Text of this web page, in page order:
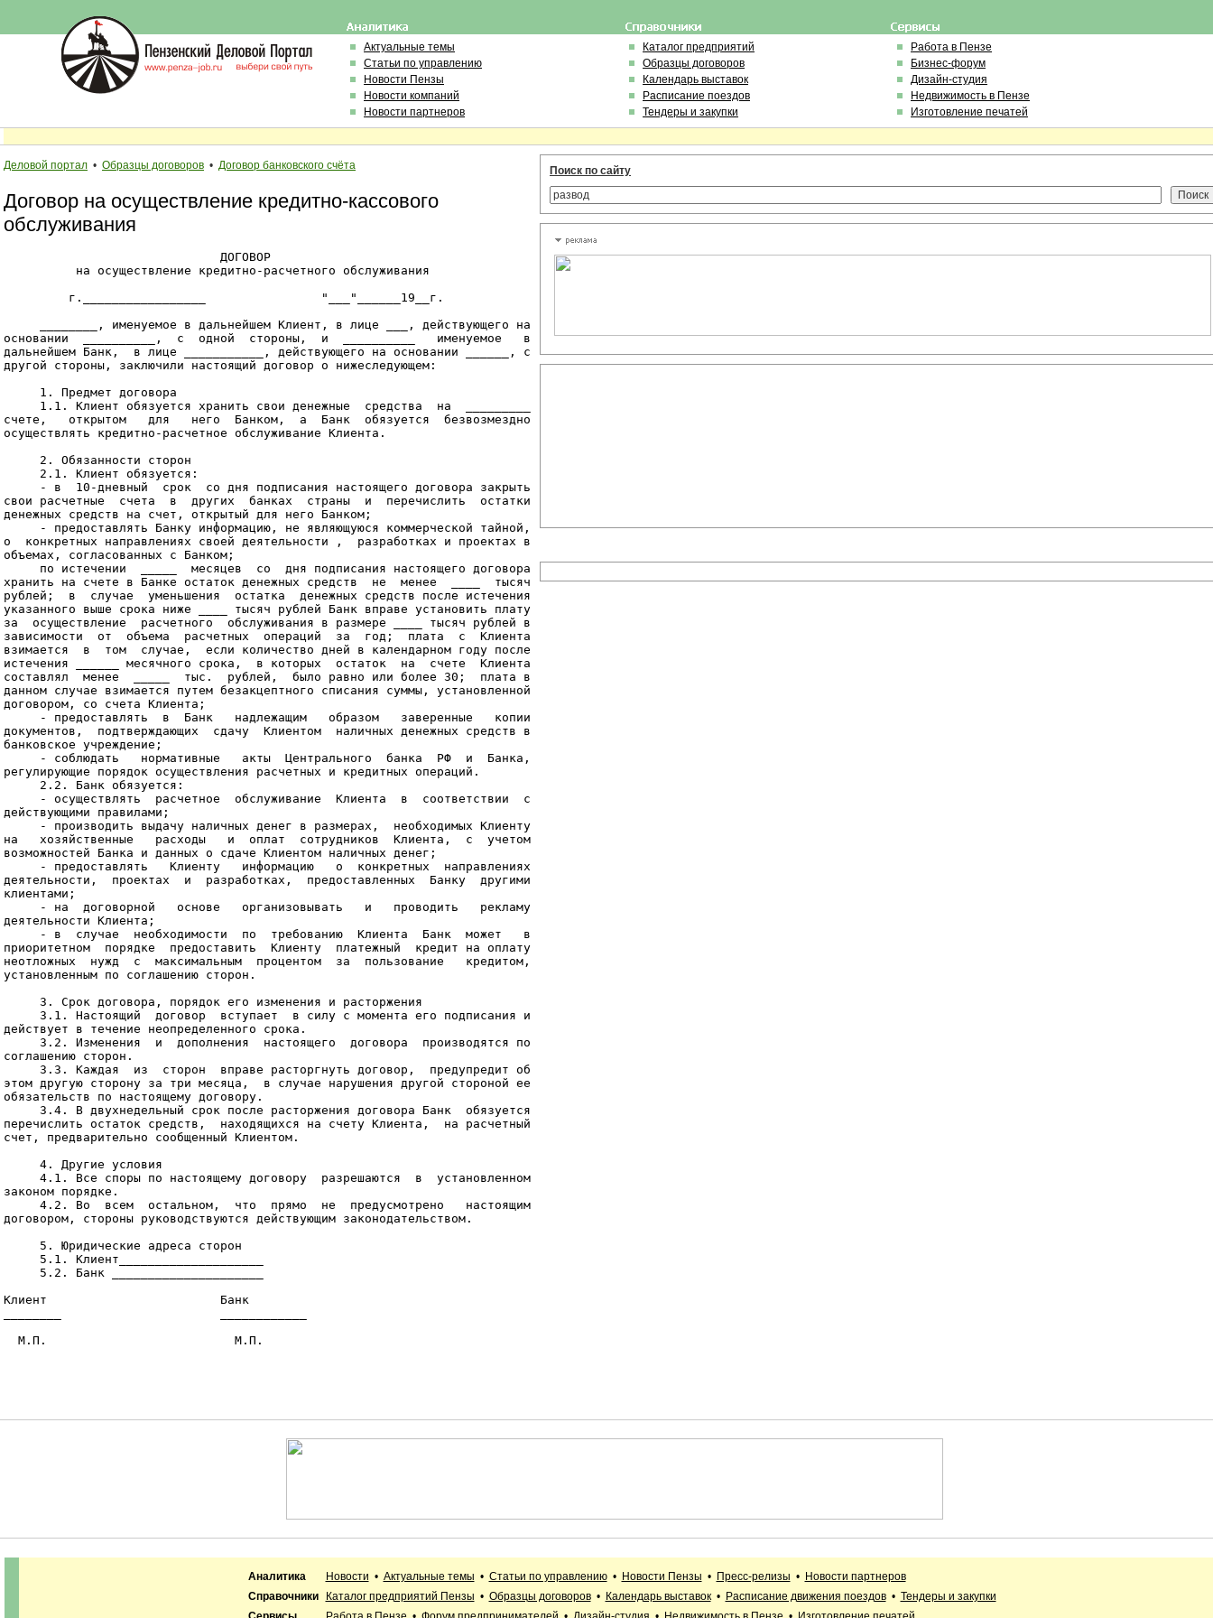
Актуальные темы
Статьи по управлению
Новости Пензы
Новости компаний
Новости партнеров
Каталог предприятий
Образцы договоров
Календарь выставок
Расписание поездов
Тендеры и закупки
Работа в Пензе
Бизнес-форум
Дизайн-студия
Недвижимость в Пензе
Изготовление печатей
Деловой портал • Образцы договоров • Договор банковского счёта
Договор на осуществление кредитно-кассового
обслуживания
                              ДОГОВОР
          на осуществление кредитно-расчетного обслуживания
         г._________________                "___"______19__г.
     ________, именуемое в дальнейшем Клиент, в лице ___, действующего на
основании  __________,  с  одной  стороны,  и  __________   именуемое   в
дальнейшем Банк,  в лице ___________, действующего на основании ______, с
другой стороны, заключили настоящий договор о нижеследующем:
     1. Предмет договора
     1.1. Клиент обязуется хранить свои денежные  средства  на  _________
счете,   открытом   для   него  Банком,  а  Банк  обязуется  безвозмездно
осуществлять кредитно-расчетное обслуживание Клиента.
     2. Обязанности сторон
     2.1. Клиент обязуется:
     - в  10-дневный  срок  со дня подписания настоящего договора закрыть
свои расчетные  счета  в  других  банках  страны  и  перечислить  остатки
денежных средств на счет, открытый для него Банком;
     - предоставлять Банку информацию, не являющуюся коммерческой тайной,
о  конкретных направлениях своей деятельности ,  разработках и проектах в
объемах, согласованных с Банком;
     по истечении  _____  месяцев  со  дня подписания настоящего договора
хранить на счете в Банке остаток денежных средств  не  менее  ____  тысяч
рублей;  в  случае  уменьшения  остатка  денежных средств после истечения
указанного выше срока ниже ____ тысяч рублей Банк вправе установить плату
за  осуществление  расчетного  обслуживания в размере ____ тысяч рублей в
зависимости  от  объема  расчетных  операций  за  год;  плата  с  Клиента
взимается  в  том  случае,  если количество дней в календарном году после
истечения ______ месячного срока,  в которых  остаток  на  счете  Клиента
составлял  менее  _____  тыс.  рублей,  было равно или более 30;  плата в
данном случае взимается путем безакцептного списания суммы, установленной
договором, со счета Клиента;
     - предоставлять  в  Банк   надлежащим   образом   заверенные   копии
документов,  подтверждающих  сдачу  Клиентом  наличных денежных средств в
банковское учреждение;
     - соблюдать   нормативные   акты  Центрального  банка  РФ  и  Банка,
регулирующие порядок осуществления расчетных и кредитных операций.
     2.2. Банк обязуется:
     - осуществлять  расчетное  обслуживание  Клиента  в  соответствии  с
действующими правилами;
     - производить выдачу наличных денег в размерах,  необходимых Клиенту
на   хозяйственные   расходы   и  оплат  сотрудников  Клиента,  с  учетом
возможностей Банка и данных о сдаче Клиентом наличных денег;
     - предоставлять   Клиенту   информацию   о  конкретных  направлениях
деятельности,  проектах  и  разработках,  предоставленных  Банку  другими
клиентами;
     - на  договорной   основе   организовывать   и   проводить   рекламу
деятельности Клиента;
     - в  случае  необходимости  по  требованию  Клиента  Банк  может   в
приоритетном  порядке  предоставить  Клиенту  платежный  кредит на оплату
неотложных  нужд  с  максимальным  процентом  за  пользование   кредитом,
установленным по соглашению сторон.
     3. Срок договора, порядок его изменения и расторжения
     3.1. Настоящий  договор  вступает  в силу с момента его подписания и
действует в течение неопределенного срока.
     3.2. Изменения  и  дополнения  настоящего  договора  производятся по
соглашению сторон.
     3.3. Каждая  из  сторон  вправе расторгнуть договор,  предупредит об
этом другую сторону за три месяца,  в случае нарушения другой стороной ее
обязательств по настоящему договору.
     3.4. В двухнедельный срок после расторжения договора Банк  обязуется
перечислить остаток средств,  находящихся на счету Клиента,  на расчетный
счет, предварительно сообщенный Клиентом.
     4. Другие условия
     4.1. Все споры по настоящему договору  разрешаются  в  установленном
законом порядке.
     4.2. Во  всем  остальном,  что  прямо  не  предусмотрено   настоящим
договором, стороны руководствуются действующим законодательством.
     5. Юридические адреса сторон
     5.1. Клиент____________________
     5.2. Банк _____________________
Клиент                        Банк
  М.П.                          М.П.
Поиск по сайту
Аналитика Новости • Актуальные темы • Статьи по управлению• Новости Пензы • Пресс-релизы • Новости партнеров
Справочники
Каталог предприятий Пензы • Образцы договоров• Календарь выставок• Расписание движения поездов• Тендеры и закупки